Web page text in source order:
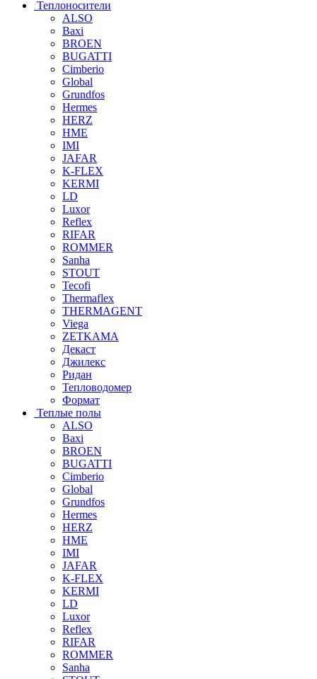
Теплоносители
ALSO
Baxi
BROEN
BUGATTI
Cimberio
Global
Grundfos
Hermes
HERZ
HME
IMI
JAFAR
K-FLEX
KERMI
LD
Luxor
Reflex
RIFAR
ROMMER
Sanha
STOUT
Tecofi
Thermaflex
THERMAGENT
Viega
ZETKAMA
Декаст
Джилекс
Ридан
Тепловодомер
Формат
Теплые полы
ALSO
Baxi
BROEN
BUGATTI
Cimberio
Global
Grundfos
Hermes
HERZ
HME
IMI
JAFAR
K-FLEX
KERMI
LD
Luxor
Reflex
RIFAR
ROMMER
Sanha